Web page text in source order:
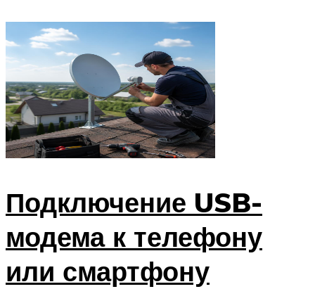
Подключение USB-
модема к телефону
или смартфону